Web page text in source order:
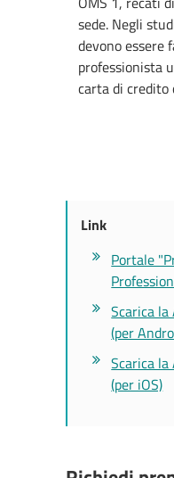
sede. Negli
devono
professionista
carta di credito
Link
Portale
Scarica la
(per
Scarica la
(per iOS)